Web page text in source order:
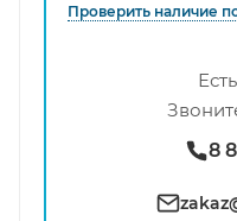
Проверить наличие
8